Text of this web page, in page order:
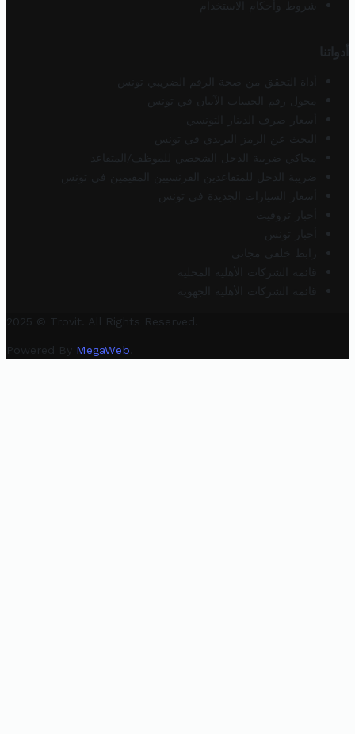
شروط وأحكام الاستخدام
أدواتنا
أداة التحقق من صحة الرقم الضريبي تونس
محول رقم الحساب الآيبان في تونس
أسعار صرف الدينار التونسي
البحث عن الرمز البريدي في تونس
محاكي ضريبة الدخل الشخصي للموظف/المتقاعد
ضريبة الدخل للمتقاعدين الفرنسيين المقيمين في تونس
أسعار السيارات الجديدة في تونس
أخبار تروفيت
أخبار تونس
رابط خلفي مجاني
قائمة الشركات الأهلية المحلية
قائمة الشركات الأهلية الجهوية
2025 © Trovit. All Rights Reserved.
Powered By MegaWeb